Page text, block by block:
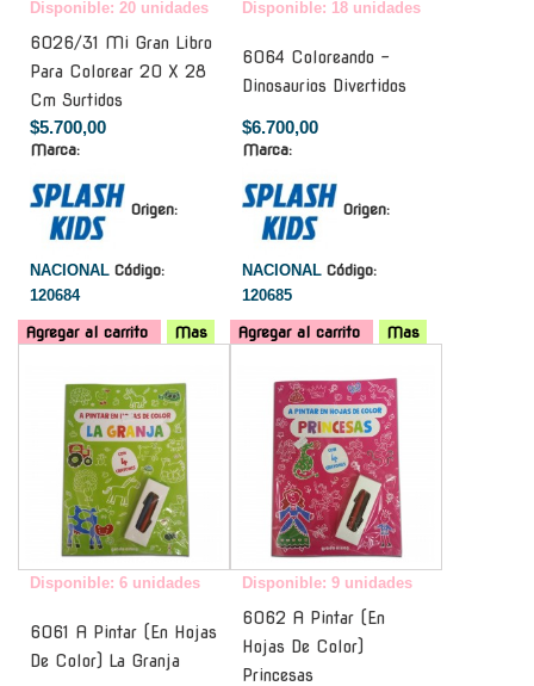
Disponible: 20 unidades
6026/31 Mi Gran Libro
Para Colorear 20 X 28
Cm Surtidos
$5.700,00
Marca:
Origen:
NACIONAL Código:
120684
Agregar al carrito Mas
Disponible: 18 unidades
6064 Coloreando -
Dinosaurios Divertidos
$6.700,00
Marca:
Origen:
NACIONAL Código:
120685
Agregar al carrito
Mas
Disponible: 6 unidades
6061 A Pintar (En Hojas
De Color) La Granja
Disponible: 9 unidades
6062 A Pintar (En
Hojas De Color)
Princesas